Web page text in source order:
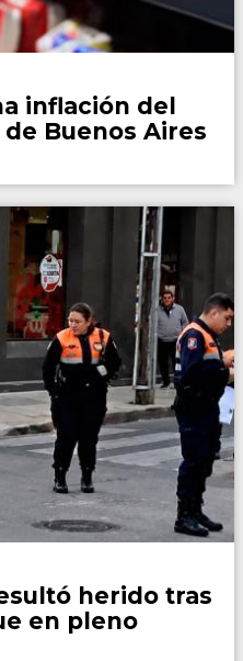
inflación del
de Buenos Aires
herido tras
en pleno